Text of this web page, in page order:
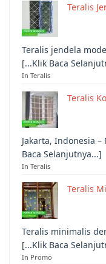
Teralis
Teralis jendela
[...Klik Baca
In Teralis
Teralis
Jakarta, Indonesia
Baca Selanjutnya...]
In Teralis
Teralis
Teralis minimalis
[...Klik Baca
In Promo